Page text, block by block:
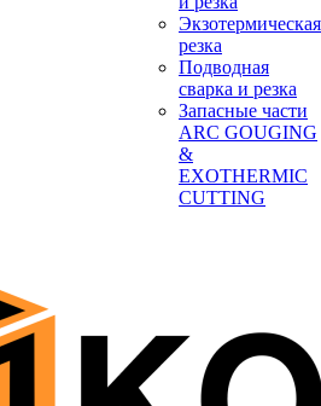
Экзотермическая
резка
Подводная
сварка и резка
Запасные части
ARC GOUGING
&
EXOTHERMIC
CUTTING